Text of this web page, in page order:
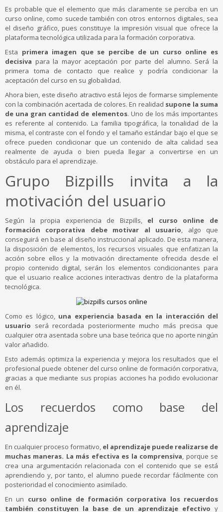
Es probable que el elemento que más claramente se perciba en un
curso online, como sucede también con otros entornos digitales, sea
el diseño gráfico, pues constituye la impresión visual que ofrece la
plataforma tecnológica utilizada para la formación corporativa.
Esta primera imagen que se percibe de un curso online es
decisiva para la mayor aceptación por parte del alumno. Será la
primera toma de contacto que realice y podría condicionar la
aceptación del curso en su globalidad.
Ahora bien, este diseño atractivo está lejos de formarse simplemente
con la combinación acertada de colores. En realidad supone la suma
de una gran cantidad de elementos. Uno de los más importantes
es referente al contenido. La familia tipográfica, la tonalidad de la
misma, el contraste con el fondo y el tamaño estándar bajo el que se
ofrece pueden condicionar que un contenido de alta calidad sea
realmente de ayuda o bien pueda llegar a convertirse en un
obstáculo para el aprendizaje.
Grupo Bizpills invita a la
motivación del usuario
Según la propia experiencia de Bizpills,el curso online de
formación corporativa debe motivar al usuario, algo que
conseguirá en base al diseño instruccional aplicado. De esta manera,
la disposición de elementos, los recursos visuales que enfatizan la
acción sobre ellos y la motivación directamente ofrecida desde el
propio contenido digital, serán los elementos condicionantes para
que el usuario realice acciones interactivas dentro de la plataforma
tecnológica.
Como es lógico,una experiencia basada en la interacción del
usuario será recordada posteriormente mucho más precisa que
cualquier otra asentada sobre una base teórica que no aporte ningún
valor añadido.
Esto además optimiza la experiencia y mejora los resultados que el
profesional puede obtener del curso online de formación corporativa,
gracias a que mediante sus propias acciones ha podido evolucionar
en él.
Los recuerdos como base del
aprendizaje
En cualquier proceso formativo, el aprendizaje puede realizarse de
muchas maneras. La más efectiva es la comprensiva, porque se
crea una argumentación relacionada con el contenido que se está
aprendiendo y, por tanto, el alumno puede recordar fácilmente con
posterioridad el conocimiento asimilado.
En un curso online de formación corporativa los recuerdos
también constituyen la base de un aprendizaje efectivo y